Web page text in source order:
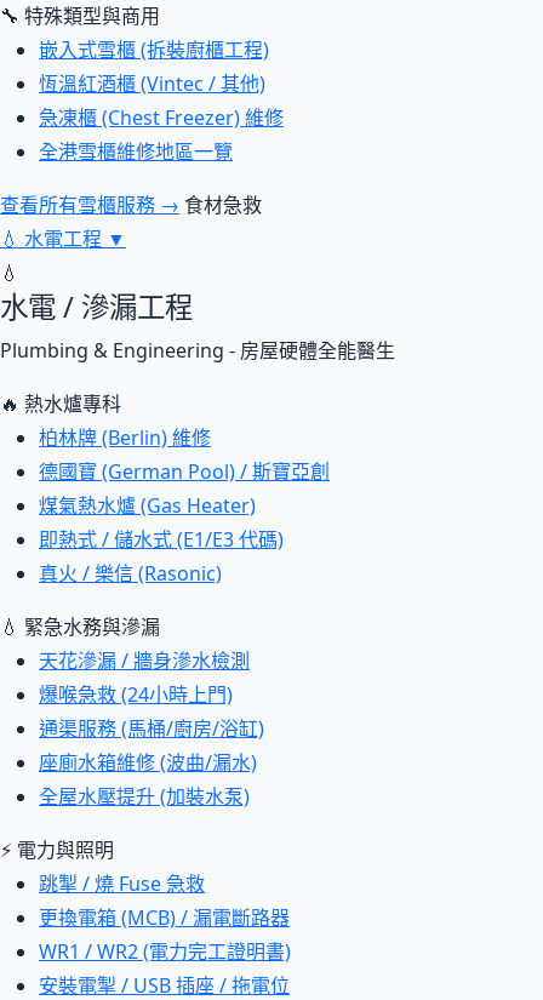
🔧 特殊類型與商用
嵌入式雪櫃 (拆裝廚櫃工程)
恆溫紅酒櫃 (Vintec / 其他)
急凍櫃 (Chest Freezer) 維修
全港雪櫃維修地區一覽
查看所有雪櫃服務 → 食材急救
💧 水電工程 ▼
💧
水電 / 滲漏工程
Plumbing & Engineering - 房屋硬體全能醫生
🔥 熱水爐專科
柏林牌 (Berlin) 維修
德國寶 (German Pool) / 斯寶亞創
煤氣熱水爐 (Gas Heater)
即熱式 / 儲水式 (E1/E3 代碼)
真火 / 樂信 (Rasonic)
💧 緊急水務與滲漏
天花滲漏 / 牆身滲水檢測
爆喉急救 (24小時上門)
通渠服務 (馬桶/廚房/浴缸)
座廁水箱維修 (波曲/漏水)
全屋水壓提升 (加裝水泵)
⚡ 電力與照明
跳掣 / 燒 Fuse 急救
更換電箱 (MCB) / 漏電斷路器
WR1 / WR2 (電力完工證明書)
安裝電掣 / USB 插座 / 拖電位